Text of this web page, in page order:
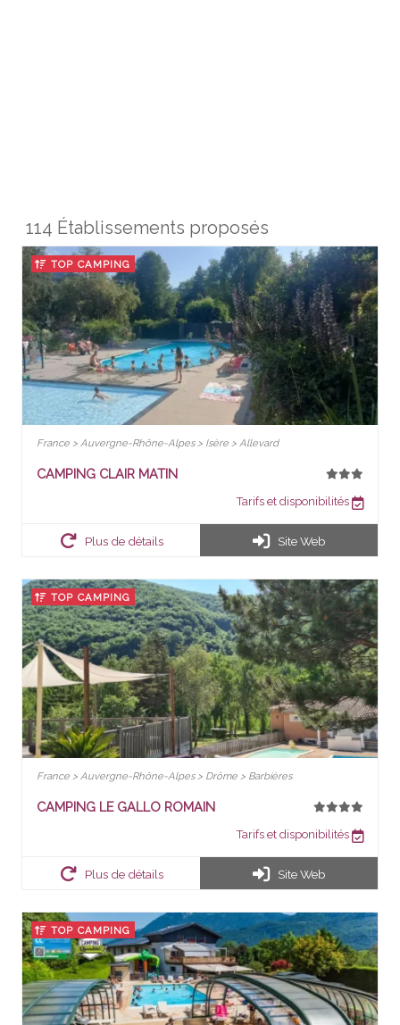
114 Établissements proposés
TOP CAMPING
France > Auvergne-Rhône-Alpes > Isère > Allevard
CAMPING CLAIR MATIN
Tarifs et disponibilités
Plus de détails Site Web
TOP CAMPING
France > Auvergne-Rhône-Alpes > Drôme > Barbières
CAMPING LE GALLO ROMAIN
Tarifs et disponibilités
Plus de détails Site Web
TOP CAMPING